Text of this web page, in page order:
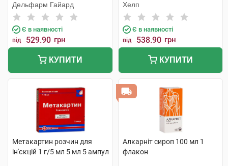
Дельфарм Гайард
Є в наявності
від 529.90 грн
КУПИТИ
Хелп
Є в наявності
від 538.90 грн
КУПИТИ
Метакартин розчин для
ін'єкцій 1 г/5 мл 5 мл 5 ампул
Алкарніт сироп 100 мл 1
флакон